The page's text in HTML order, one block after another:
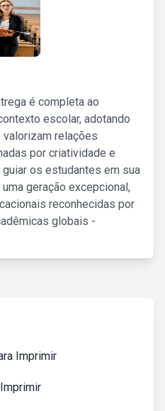
é completa ao
escolar, adotando
relações
por criatividade e
os estudantes em sua
geração excepcional,
reconhecidas por
globais -
Imprimir